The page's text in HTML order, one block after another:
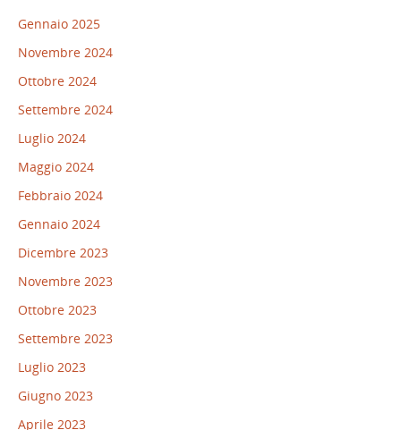
Gennaio 2025
Novembre 2024
Ottobre 2024
Settembre 2024
Luglio 2024
Maggio 2024
Febbraio 2024
Gennaio 2024
Dicembre 2023
Novembre 2023
Ottobre 2023
Settembre 2023
Luglio 2023
Giugno 2023
Aprile 2023